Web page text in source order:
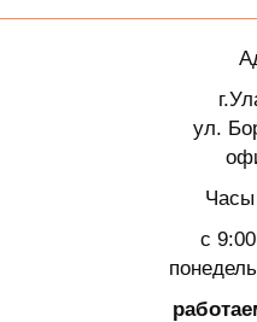
ул.
с